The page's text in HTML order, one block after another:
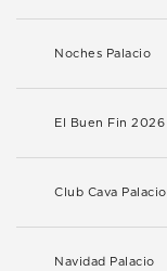
Noches Palacio
El Buen Fin 2026
Club Cava Palacio
Navidad Palacio